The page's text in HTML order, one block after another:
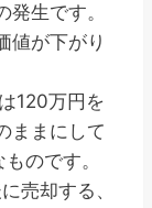
生です。
値が下がり
120万円を
ままにして
のです。
売却する、